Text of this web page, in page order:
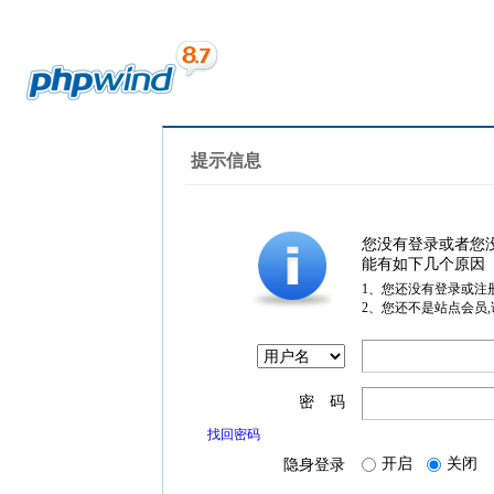
提示信息
您没有登录或者您
能有如下几个原因
1、您还没有登录或注
2、您还不是站点会员
密 码
找回密码
隐身登录 开启 关闭